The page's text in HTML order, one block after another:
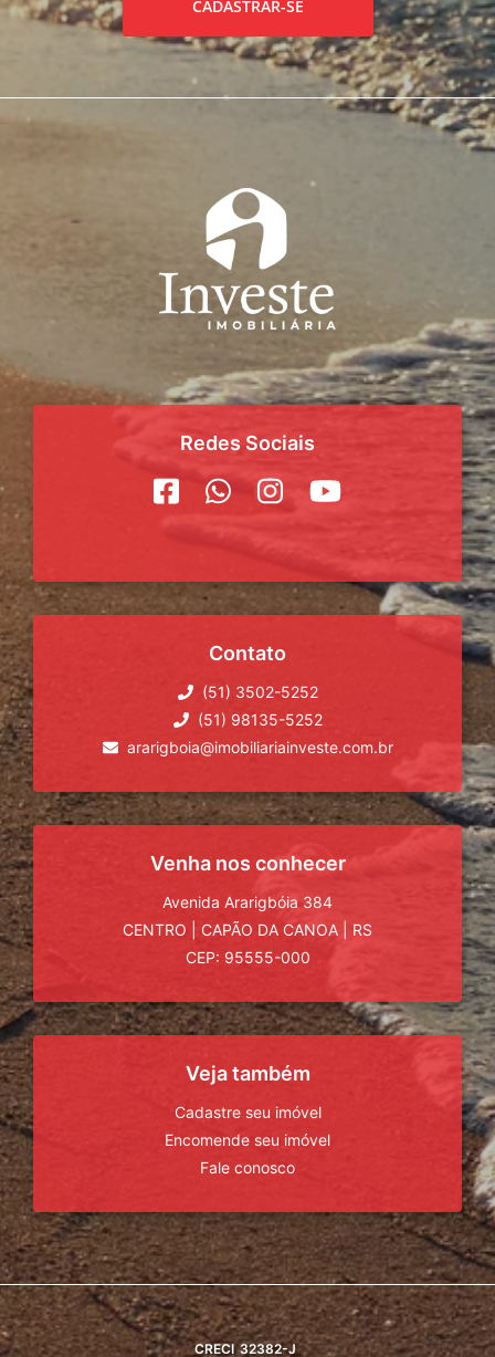
CADASTRAR-SE
Redes Sociais
Contato
(51) 3502-5252
(51) 98135-5252
ararigboia@imobiliariainveste.com.br
Venha nos conhecer
Avenida Ararigbóia 384
CENTRO
CAPÃO DA CANOA
RS
CEP: 95555-000
Veja também
Cadastre seu imóvel
Encomende seu imóvel
Fale conosco
CRECI 32382-J